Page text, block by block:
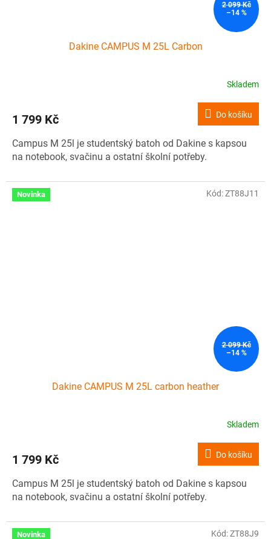
2 099 Kč
–14 %
Dakine CAMPUS M 25L Carbon
Skladem
1 799 Kč Do košíku
Campus M 25l je studentský batoh od Dakine s kapsou
na notebook, svačinu a ostatní školní potřeby.
Novinka
2 099 Kč
–14 %
Dakine CAMPUS M 25L carbon heather
Skladem
1 799 Kč Do košíku
Campus M 25l je studentský batoh od Dakine s kapsou
na notebook, svačinu a ostatní školní potřeby.
Kód:ZT88J11
Novinka Kód:ZT88J9